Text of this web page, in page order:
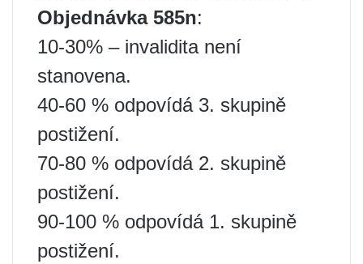
Objednávka 585n:
10-30% – invalidita není
stanovena.
40-60 % odpovídá 3. skupině
postižení.
70-80 % odpovídá 2. skupině
postižení.
90-100 % odpovídá 1. skupině
postižení.